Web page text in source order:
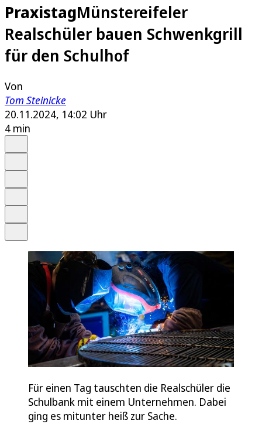
PraxistagMünstereifeler
Realschüler bauen Schwenkgrill
für den Schulhof
Von
Tom Steinicke
20.11.2024, 14:02 Uhr
4 min
Für einen Tag tauschten die Realschüler die
Schulbank mit einem Unternehmen. Dabei
ging es mitunter heiß zur Sache.